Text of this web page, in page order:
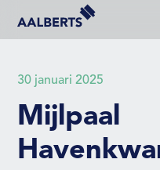
Aalberts Bouw, terug
30 januari 2025
Mijlpaal